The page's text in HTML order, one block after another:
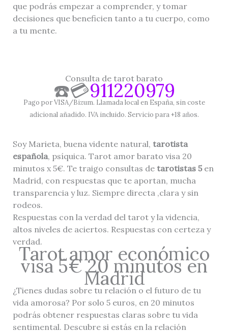
que podrás empezar a comprender, y tomar
decisiones que beneficien tanto a tu cuerpo, como
a tu mente.
Consulta de tarot barato
☎️💳911220979
Pago por VISA/Bizum. Llamada local en España, sin coste
adicional añadido. IVA incluido. Servicio para +18 años.
Soy Marieta, buena vidente natural, tarotista
española, psíquica. Tarot amor barato visa 20
minutos x 5€. Te traigo consultas de tarotistas 5 en
Madrid, con respuestas que te aportan, mucha
transparencia y luz. Siempre directa ,clara y sin
rodeos.
Respuestas con la verdad del tarot y la videncia,
altos niveles de aciertos. Respuestas con certeza y
verdad.
Tarot amor económico
visa 5€ 20 minutos en
Madrid
¿Tienes dudas sobre tu relación o el futuro de tu
vida amorosa? Por solo 5 euros, en 20 minutos
podrás obtener respuestas claras sobre tu vida
sentimental. Descubre si estás en la relación